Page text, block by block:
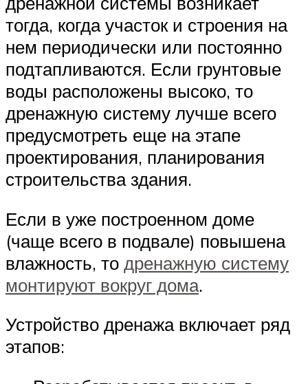
тогда, когда участок и строения на
нем периодически или постоянно
подтапливаются. Если грунтовые
воды расположены высоко, то
дренажную систему лучше всего
предусмотреть еще на этапе
проектирования, планирования
строительства здания.
Если в уже построенном доме
(чаще всего в подвале) повышена
влажность, то дренажную систему
монтируют вокруг дома.
Устройство дренажа включает ряд
этапов: